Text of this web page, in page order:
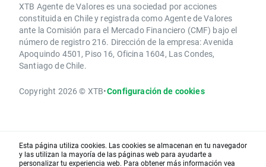
XTB Agente de Valores es una sociedad por acciones
constituida en Chile y registrada como Agente de Valores
ante la Comisión para el Mercado Financiero (CMF) bajo el
número de registro 216. Dirección de la empresa: Avenida
Apoquindo 4501, Piso 16, Oficina 1604, Las Condes,
Santiago de Chile.
Copyright 2026 © XTB•Configuración de cookies
Esta página utiliza cookies. Las cookies se almacenan en tu navegador
y las utilizan la mayoría de las páginas web para ayudarte a
personalizar tu experiencia web. Para obtener más información vea